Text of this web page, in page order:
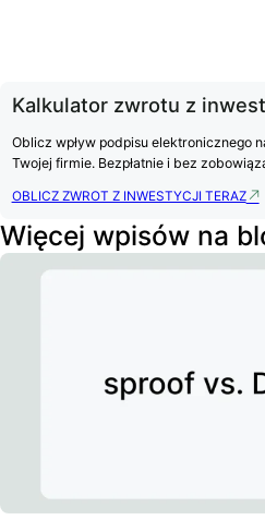
Kalkulator zwrotu z
Oblicz wpływ podpisu elektronicznego
Twojej firmie. Bezpłatnie i bez
OBLICZ ZWROT Z INWESTYCJI TERAZ
Więcej wpisów na